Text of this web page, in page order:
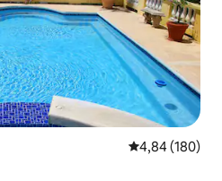
4,84 ud af 5 i
4,84 (180)